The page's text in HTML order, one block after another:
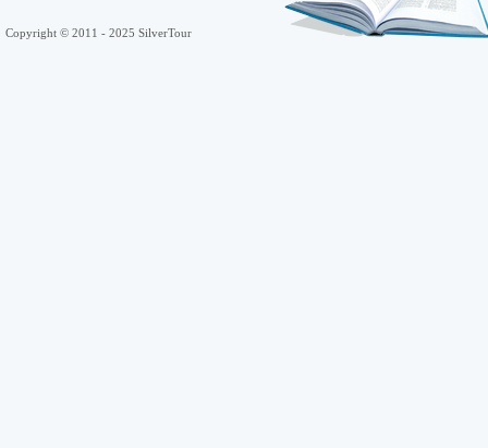
Copyright © 2011 - 2025 SilverTour